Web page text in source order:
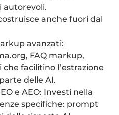
autorevoli.
anche fuori dal
avanzati:
FAQ markup,
che facilitino l’estrazione
delle AI.
e AEO: Investi nella
specifiche: prompt